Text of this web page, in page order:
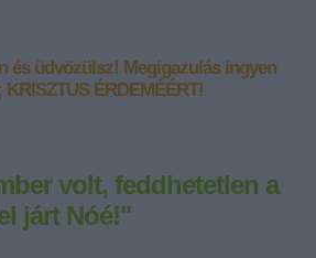
és üdvözülsz! Megigazulás ingyen
ÉRDEMÉÉRT!
volt, feddhetetlen a
járt Nóé!"